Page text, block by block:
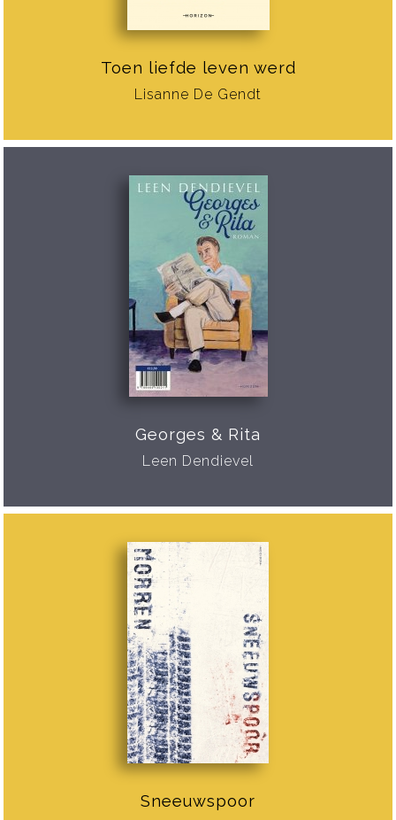
Toen liefde leven werd
Lisanne De Gendt
Georges & Rita
Leen Dendievel
Sneeuwspoor